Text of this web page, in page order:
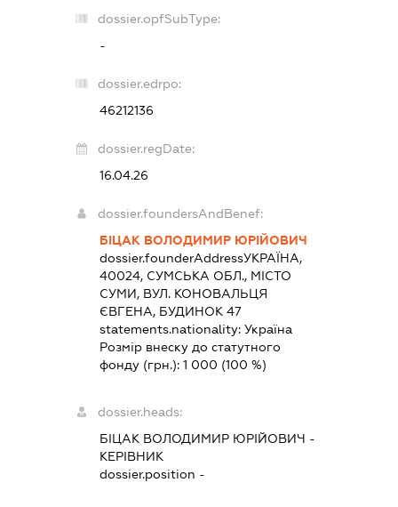
dossier.opfSubType:
-
dossier.edrpo:
46212136
dossier.regDate:
16.04.26
dossier.foundersAndBenef:
БІЦАК ВОЛОДИМИР ЮРІЙОВИЧ
dossier.founderAddressУКРАЇНА,
40024, СУМСЬКА ОБЛ., МІСТО
СУМИ, ВУЛ. КОНОВАЛЬЦЯ
ЄВГЕНА, БУДИНОК 47
statements.nationality: Україна
Розмір внеску до статутного
фонду (грн.): 1 000 (100 %)
dossier.heads:
БІЦАК ВОЛОДИМИР ЮРІЙОВИЧ -
КЕРІВНИК
dossier.position -